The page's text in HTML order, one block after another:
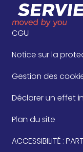
CGU
Notice sur la
Gestion des
Déclarer un effet
Plan du site
ACCESSIBILITÉ :